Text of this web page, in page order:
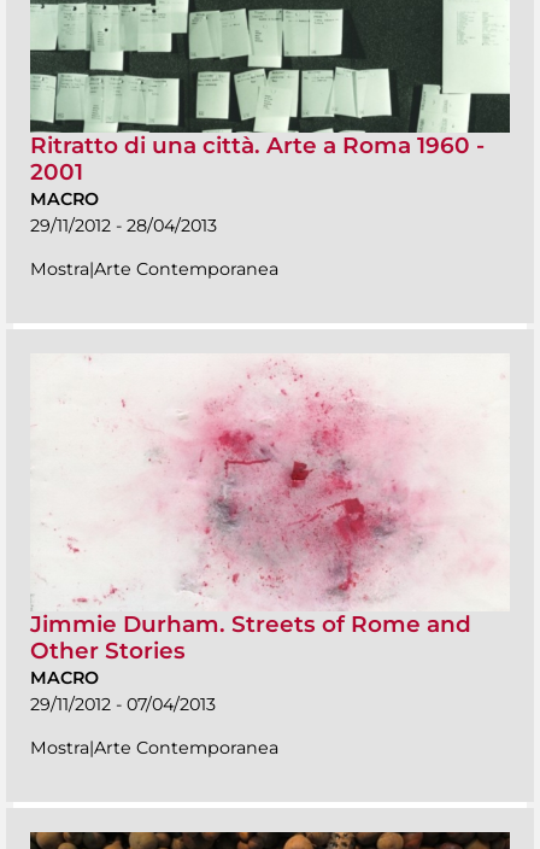
Ritratto di una città. Arte a Roma 1960 -
2001
MACRO
29/11/2012 - 28/04/2013
Mostra|Arte Contemporanea
Jimmie Durham. Streets of Rome and
Other Stories
MACRO
29/11/2012 - 07/04/2013
Mostra|Arte Contemporanea